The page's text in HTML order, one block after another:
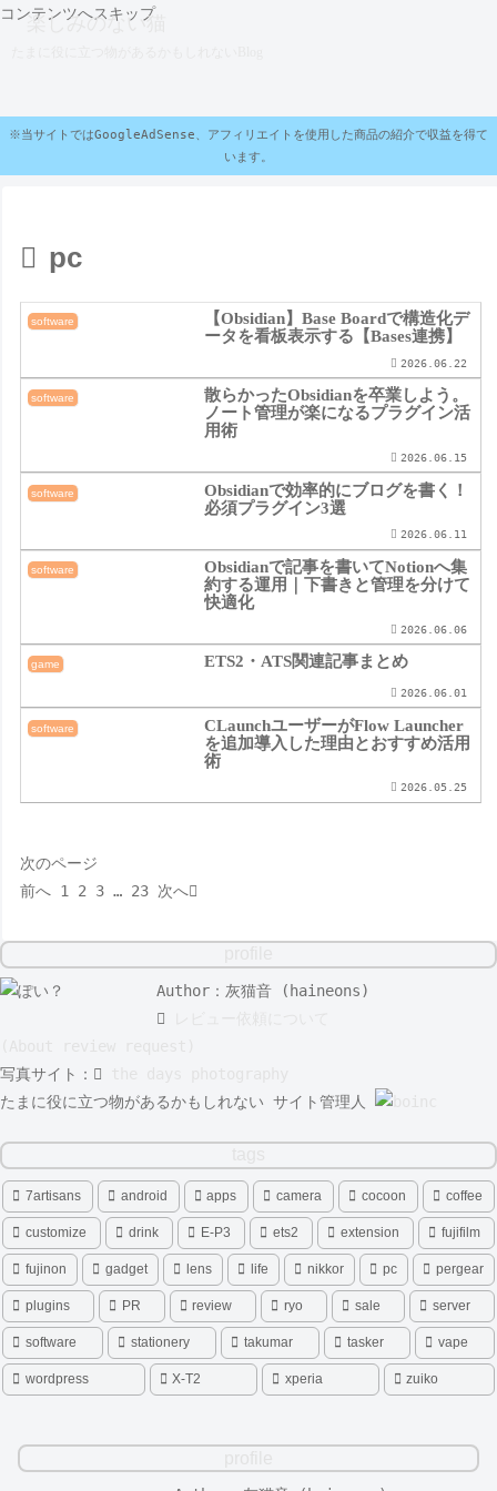
コンテンツへスキップ
楽しみのない猫
※当サイトではGoogleAdSense、アフィリエイトを使用した商品の紹介で収益を得て
います。
pc
software
【Obsidian】Base Boardで構造化デ
ータを看板表示する【Bases連携】
2026.06.22
software
散らかったObsidianを卒業しよう。
ノート管理が楽になるプラグイン活
用術
2026.06.15
software
Obsidianで効率的にブログを書く！
必須プラグイン3選
2026.06.11
software
Obsidianで記事を書いてNotionへ集
約する運用｜下書きと管理を分けて
快適化
2026.06.06
game ETS2・ATS関連記事まとめ
2026.06.01
software
CLaunchユーザーがFlow Launcher
を追加導入した理由とおすすめ活用
術
2026.05.25
次のページ
前へ 1 2 3 … 23 次へ
Author：灰猫音 (haineons)
写真サイト：
たまに役に立つ物があるかもしれない サイト管理人
7artisans android apps camera cocoon coffee
customize drink E-P3 ets2 extension fujifilm
fujinon gadget lens life nikkor pc pergear
plugins PR review ryo sale server
software stationery takumar tasker vape
wordpress X-T2 xperia zuiko